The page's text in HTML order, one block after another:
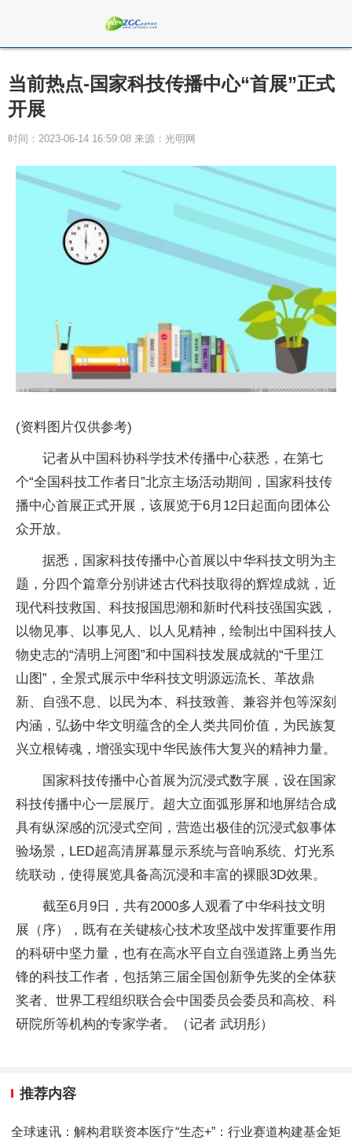
当前热点-国家科技传播中心“首展”正式
开展
时间：2023-06-14 16:59:08 来源：光明网
(资料图片仅供参考)
记者从中国科协科学技术传播中心获悉，在第七
个“全国科技工作者日”北京主场活动期间，国家科技传
播中心首展正式开展，该展览于6月12日起面向团体公
众开放。
据悉，国家科技传播中心首展以中华科技文明为主
题，分四个篇章分别讲述古代科技取得的辉煌成就，近
现代科技救国、科技报国思潮和新时代科技强国实践，
以物见事、以事见人、以人见精神，绘制出中国科技人
物史志的“清明上河图”和中国科技发展成就的“千里江
山图”，全景式展示中华科技文明源远流长、革故鼎
新、自强不息、以民为本、科技致善、兼容并包等深刻
内涵，弘扬中华文明蕴含的全人类共同价值，为民族复
兴立根铸魂，增强实现中华民族伟大复兴的精神力量。
国家科技传播中心首展为沉浸式数字展，设在国家
科技传播中心一层展厅。超大立面弧形屏和地屏结合成
具有纵深感的沉浸式空间，营造出极佳的沉浸式叙事体
验场景，LED超高清屏幕显示系统与音响系统、灯光系
统联动，使得展览具备高沉浸和丰富的裸眼3D效果。
截至6月9日，共有2000多人观看了中华科技文明
展（序），既有在关键核心技术攻坚战中发挥重要作用
的科研中坚力量，也有在高水平自立自强道路上勇当先
锋的科技工作者，包括第三届全国创新争先奖的全体获
奖者、世界工程组织联合会中国委员会委员和高校、科
研院所等机构的专家学者。（记者 武玥彤）
推荐内容
全球速讯：解构君联资本医疗“生态+”：行业赛道构建基金矩